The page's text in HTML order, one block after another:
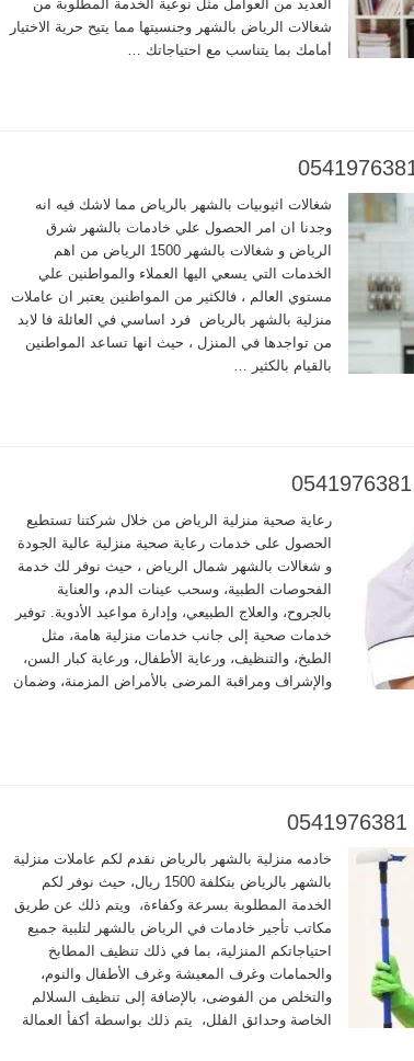
العديد من العوامل مثل نوعية الخدمة المطلوبة من
شغالات الرياض بالشهر وجنسيتها مما يتيح حرية الاختيار
أمامك بما يتناسب مع احتياجاتك …
شغالات اثيوبيات بالشهر بالرياض مما لاشك فيه انه
وجدنا ان امر الحصول علي خادمات بالشهر شرق
الرياض و شغالات بالشهر 1500 الرياض من اهم
الخدمات التي يسعي اليها العملاء والمواطنين علي
مستوي العالم ، فالكثير من المواطنين يعتبر ان عاملات
منزلية بالشهر بالرياض فرد اساسي في العائلة فا لابد
من تواجدها في المنزل ، حيث انها تساعد المواطنين
بالقيام بالكثير …
رعاية صحية منزلية الرياض من خلال شركتنا تستطيع
الحصول على خدمات رعاية صحية منزلية عالية الجودة
و شغالات بالشهر شمال الرياض ، حيث نوفر لك خدمة
الفحوصات الطبية، وسحب عينات الدم، والعناية
بالجروح، والعلاج الطبيعي، وإدارة مواعيد الأدوية. توفير
خدمات صحية إلى جانب خدمات منزلية هامة، مثل
الطبخ، والتنظيف، ورعاية الأطفال، ورعاية كبار السن،
والإشراف ومراقبة المرضى بالأمراض المزمنة، وضمان
خادمه منزلية بالشهر بالرياض نقدم لكم عاملات منزلية
بالشهر بالرياض بتكلفة 1500 ريال، حيث نوفر لكم
الخدمة المطلوبة بسرعة وكفاءة، ويتم ذلك عن طريق
مكاتب تأجير خادمات في الرياض بالشهر لتلبية جميع
احتياجاتكم المنزلية، بما في ذلك تنظيف المطابخ
والحمامات وغرف المعيشة وغرف الأطفال والنوم،
والتخلص من الفوضى، بالإضافة إلى تنظيف السلالم
الخاصة وحدائق الفلل، يتم ذلك بواسطة أكفأ العمالة